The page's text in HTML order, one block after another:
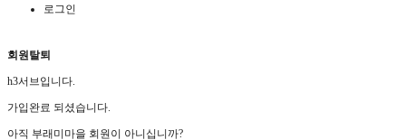
로그인
회원탈퇴
h3서브입니다.
가입완료 되셨습니다.
아직 부래미마을 회원이 아니십니까?